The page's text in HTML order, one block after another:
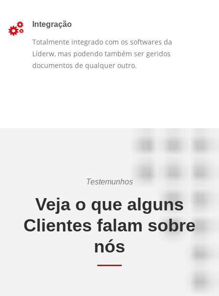
Integração
Totalmente integrado com os softwares da
Líderw, mas podendo também ser geridos
documentos de qualquer outro.
Testemunhos
Veja o que alguns
Clientes falam sobre
nós